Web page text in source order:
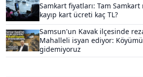
Samkart fiyatları: Tam
kayıp kart ücreti kaç TL?
Samsun'un Kavak ilçesinde
Mahalleli isyan ediyor:
gidemiyoruz